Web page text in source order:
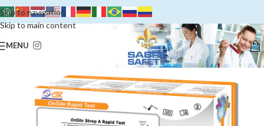
Skip to navigation
Skip to main content
MENU